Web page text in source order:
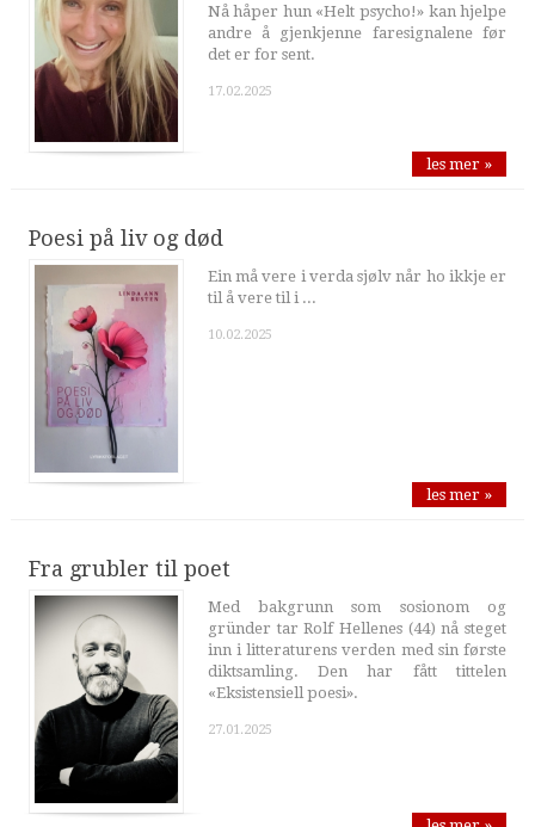
Nå håper hun «Helt psycho!» kan hjelpe
andre å gjenkjenne faresignalene før
det er for sent.
17.02.2025
les mer »
Poesi på liv og død
Ein må vere i verda sjølv når ho ikkje er
til å vere til i ...
10.02.2025
les mer »
Fra grubler til poet
Med bakgrunn som sosionom og
gründer tar Rolf Hellenes (44) nå steget
inn i litteraturens verden med sin første
diktsamling. Den har fått tittelen
«Eksistensiell poesi».
27.01.2025